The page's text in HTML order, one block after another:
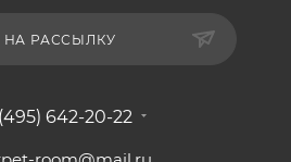
РАССЫЛКУ
642-20-22